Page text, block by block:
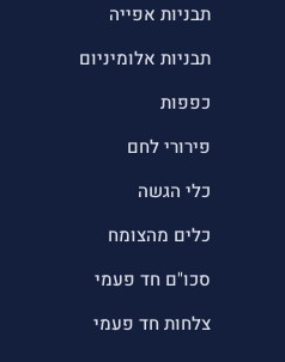
תבניות אפייה
תבניות אלומיניום
כפפות
פירורי לחם
כלי הגשה
כלים מהצומח
סכו"ם חד פעמי
צלחות חד פעמי